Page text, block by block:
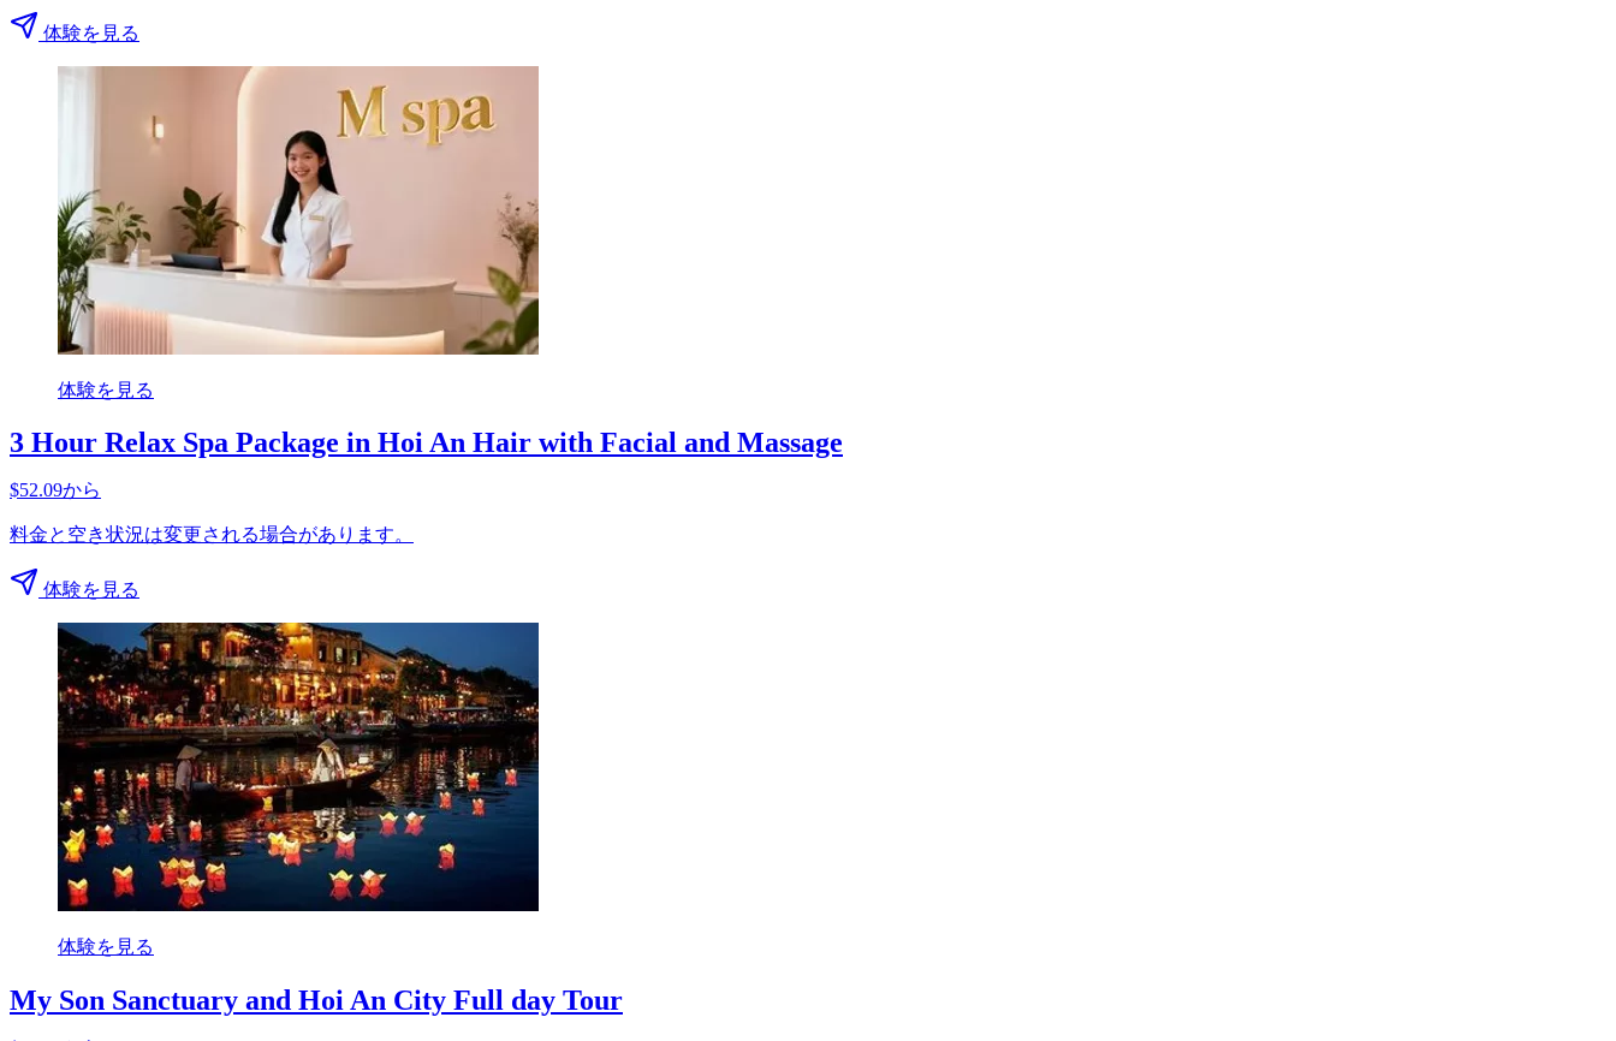
体験を見る
体験を見る
3 Hour Relax Spa Package in Hoi An Hair with Facial and Massage
$52.09から
料金と空き状況は変更される場合があります。
体験を見る
体験を見る
My Son Sanctuary and Hoi An City Full day Tour